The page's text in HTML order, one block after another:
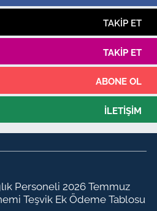
TAKIP ET
TAKIP ET
ABONE OL
İLETIŞIM
Personeli 2026 Temmuz
Teşvik Ek Ödeme Tablosu